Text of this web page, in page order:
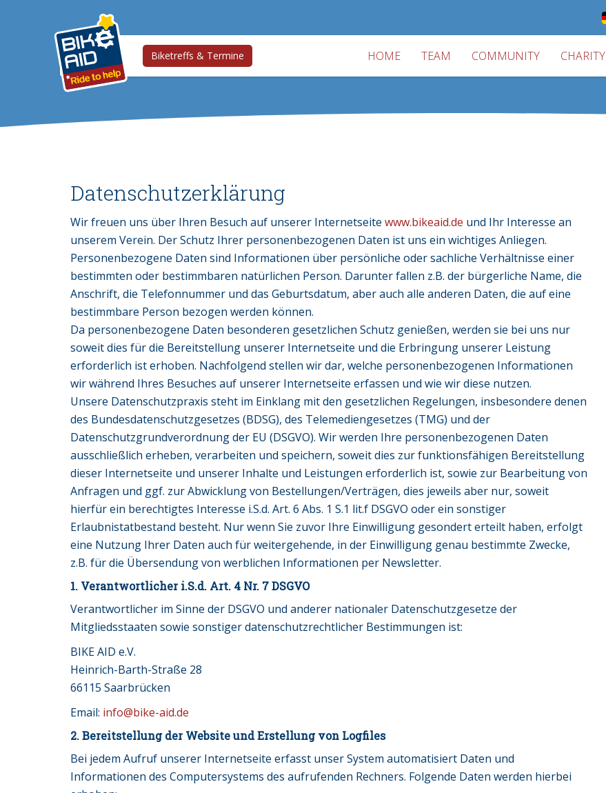
Biketreffs & Termine HOME TEAM COMMUNITY CHARITY
Datenschutzerklärung
Wir freuen uns über Ihren Besuch auf unserer Internetseite www.bikeaid.de und Ihr Interesse an
unserem Verein. Der Schutz Ihrer personenbezogenen Daten ist uns ein wichtiges Anliegen.
Personenbezogene Daten sind Informationen über persönliche oder sachliche Verhältnisse einer
bestimmten oder bestimmbaren natürlichen Person. Darunter fallen z.B. der bürgerliche Name, die
Anschrift, die Telefonnummer und das Geburtsdatum, aber auch alle anderen Daten, die auf eine
bestimmbare Person bezogen werden können.
Da personenbezogene Daten besonderen gesetzlichen Schutz genießen, werden sie bei uns nur
soweit dies für die Bereitstellung unserer Internetseite und die Erbringung unserer Leistung
erforderlich ist erhoben. Nachfolgend stellen wir dar, welche personenbezogenen Informationen
wir während Ihres Besuches auf unserer Internetseite erfassen und wie wir diese nutzen.
Unsere Datenschutzpraxis steht im Einklang mit den gesetzlichen Regelungen, insbesondere denen
des Bundesdatenschutzgesetzes (BDSG), des Telemediengesetzes (TMG) und der
Datenschutzgrundverordnung der EU (DSGVO). Wir werden Ihre personenbezogenen Daten
ausschließlich erheben, verarbeiten und speichern, soweit dies zur funktionsfähigen Bereitstellung
dieser Internetseite und unserer Inhalte und Leistungen erforderlich ist, sowie zur Bearbeitung von
Anfragen und ggf. zur Abwicklung von Bestellungen/Verträgen, dies jeweils aber nur, soweit
hierfür ein berechtigtes Interesse i.S.d. Art. 6 Abs. 1 S.1 lit.f DSGVO oder ein sonstiger
Erlaubnistatbestand besteht. Nur wenn Sie zuvor Ihre Einwilligung gesondert erteilt haben, erfolgt
eine Nutzung Ihrer Daten auch für weitergehende, in der Einwilligung genau bestimmte Zwecke,
z.B. für die Übersendung von werblichen Informationen per Newsletter.
1. Verantwortlicher i.S.d. Art. 4 Nr. 7 DSGVO
Verantwortlicher im Sinne der DSGVO und anderer nationaler Datenschutzgesetze der
Mitgliedsstaaten sowie sonstiger datenschutzrechtlicher Bestimmungen ist:
BIKE AID e.V.
Heinrich-Barth-Straße 28
66115 Saarbrücken
Email: info@bike-aid.de
2. Bereitstellung der Website und Erstellung von Logfiles
Bei jedem Aufruf unserer Internetseite erfasst unser System automatisiert Daten und
Informationen des Computersystems des aufrufenden Rechners. Folgende Daten werden hierbei